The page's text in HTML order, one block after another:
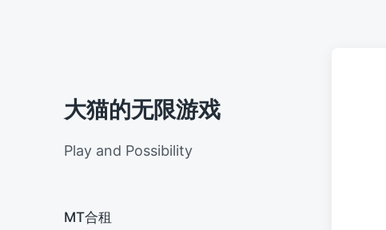
大猫的无限游戏
Play and Possibility
MT合租